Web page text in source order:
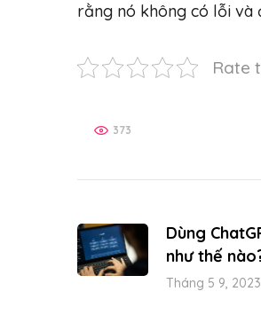
rằng nó không có lỗi và
Rate
373
Dùng
như thế
Tháng 5 9, 2023